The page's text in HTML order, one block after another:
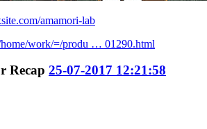
amamori-lab
work/=/produ … 01290.html
Recap 25-07-2017 12:21:58